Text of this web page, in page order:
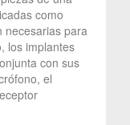
como
necesarias para
los implantes
con sus
el